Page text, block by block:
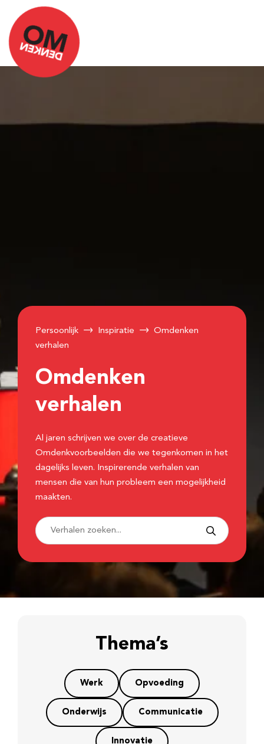
Persoonlijk Inspiratie
Omdenken
verhalen
Omdenken
verhalen
Al jaren schrijven we over de creatieve
Omdenkvoorbeelden die we tegenkomen in het
dagelijks leven. Inspirerende verhalen van
mensen die van hun probleem een mogelijkheid
maakten.
Thema’s
Werk Opvoeding
Onderwijs Communicatie
Innovatie